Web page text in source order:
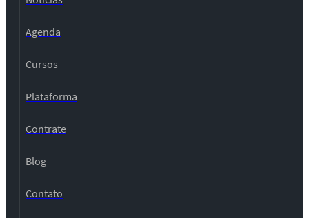
Agenda
Cursos
Plataforma
Contrate
Blog
Contato